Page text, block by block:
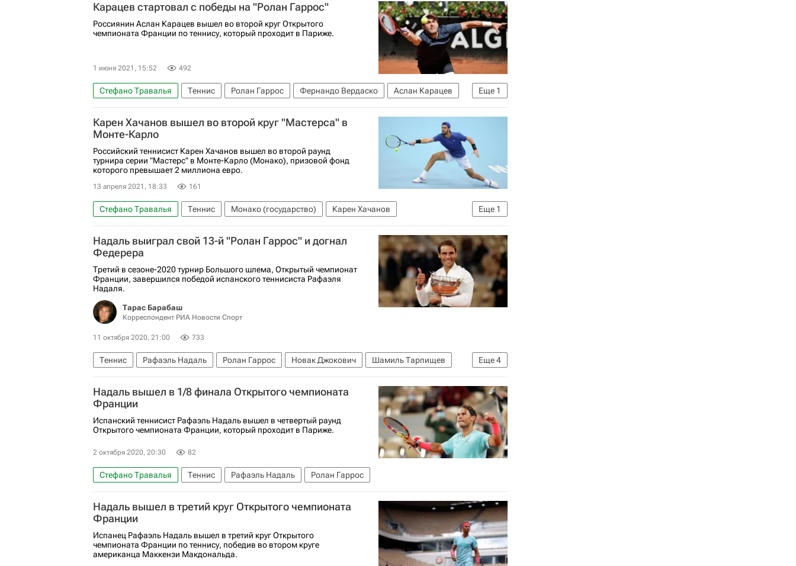
Карацев стартовал с победы на "Ролан Гаррос"
Россиянин Аслан Карацев вышел во второй круг Открытого
чемпионата Франции по теннису, который проходит в Париже.
1 июня 2021, 15:52 492
Еще 1
Стефано Травалья Теннис Ролан Гаррос Фернандо Вердаско
Аслан Карацев
Ричардас Беранкис
Карен Хачанов вышел во второй круг "Мастерса" в
Монте-Карло
Российский теннисист Карен Хачанов вышел во второй раунд
турнира серии "Мастерс" в Монте-Карло (Монако), призовой фонд
которого превышает 2 миллиона евро.
13 апреля 2021, 18:33 161
Еще 1
Стефано Травалья Теннис Монако (государство)
Карен Хачанов
Пабло Карреньо-Буста
Надаль выиграл свой 13-й "Ролан Гаррос" и догнал
Федерера
Третий в сезоне-2020 турнир Большого шлема, Открытый чемпионат
Франции, завершился победой испанского теннисиста Рафаэля
Надаля.
Тарас Барабаш
Корреспондент РИА Новости Спорт
11 октября 2020, 21:00 733
Еще4
Теннис Рафаэль Надаль Ролан Гаррос Новак Джокович
Шамиль Тарпищев
Материалы РИА Спорт
Даниил Медведев Екатерина Александрова Ига Швентек
Надаль вышел в 1/8 финала Открытого чемпионата
Франции
Испанский теннисист Рафаэль Надаль вышел в четвертый раунд
Открытого чемпионата Франции, который проходит в Париже.
2 октября 2020, 20:30 82
Стефано Травалья Теннис Рафаэль Надаль Ролан Гаррос
Надаль вышел в третий круг Открытого чемпионата
Франции
Испанец Рафаэль Надаль вышел в третий круг Открытого
чемпионата Франции по теннису, победив во втором круге
американца Маккензи Макдональда.